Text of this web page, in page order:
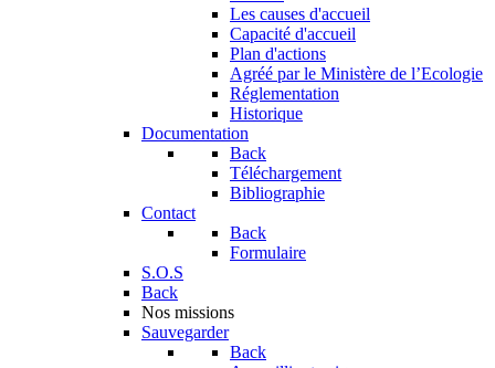
Les causes d'accueil
Capacité d'accueil
Plan d'actions
Agréé par le Ministère de l’Ecologie
Réglementation
Historique
Documentation
Back
Téléchargement
Bibliographie
Contact
Back
Formulaire
S.O.S
Back
Nos missions
Sauvegarder
Back